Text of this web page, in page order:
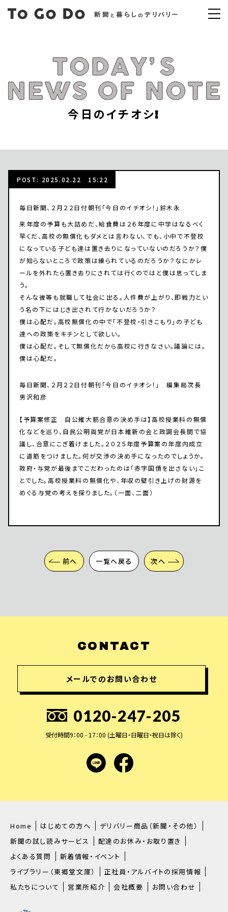
今日のイチオシ!
POST: 2025.02.22 15:22
毎日新聞、２月２２日付朝刊「今日のイチオシ！」鈴木永
来年度の予算も大詰めだ、給食費は２６年度に中学はなるべく
早くだ、高校の無償化もダメとは言わない、でも、小中で不登校
になっている子ども達は置き去りになっていないのだろうか？僕
が知らないところで政策は練られているのだろうか？なにかレ
ールを外れたら置き去りにされては行くのではと僕は思ってしま
う。
そんな彼等も就職して社会に出る。人件費が上がり、即戦力とい
う名の下にはじき出されて行かないだろうか？
僕は心配だ。高校無償化の中で「不登校・引きこもり」の子ども
達への政策をキチンとして欲しい。
僕は心配だ。そして無償化だから高校に行きなさい。議論には。
僕は心配だ。
毎日新聞、２月２２日付朝刊「今日のイチオシ！」 編集局次長
男沢和彦
【予算案修正 自公維大筋合意の決め手は】高校授業料の無償
化などを巡り、自民公明両党が日本維新の会と政調会長間で協
議し、合意にこぎ着けました。２０２５年度予算案の年度内成立
に道筋をつけました。何が交渉の決め手になったのでしょうか。
政府・与党が最後までこだわったのは「赤字国債を出さない」こ
とでした。高校授業料の無償化や、年収の壁引き上げの財源を
めぐる与党の考えを探りました。（一面、二面）
前へ 一覧へ戻る 次へ
CONTACT
メールでのお問い合わせ
0120-247-205
受付時間9：00 - 17：00 (土曜日・日曜日・祝日は除く)
LINEfacebook
Home はじめての方へ
デリバリー商品（新聞・その他）
新聞の試し読みサービス
配達のお休み・お取り置き
よくある質問
新着情報・イベント
ライブラリー（東郷堂文庫）
正社員・アルバイトの採用情報
私たちについて
営業所紹介 会社概要 お問い合わせ